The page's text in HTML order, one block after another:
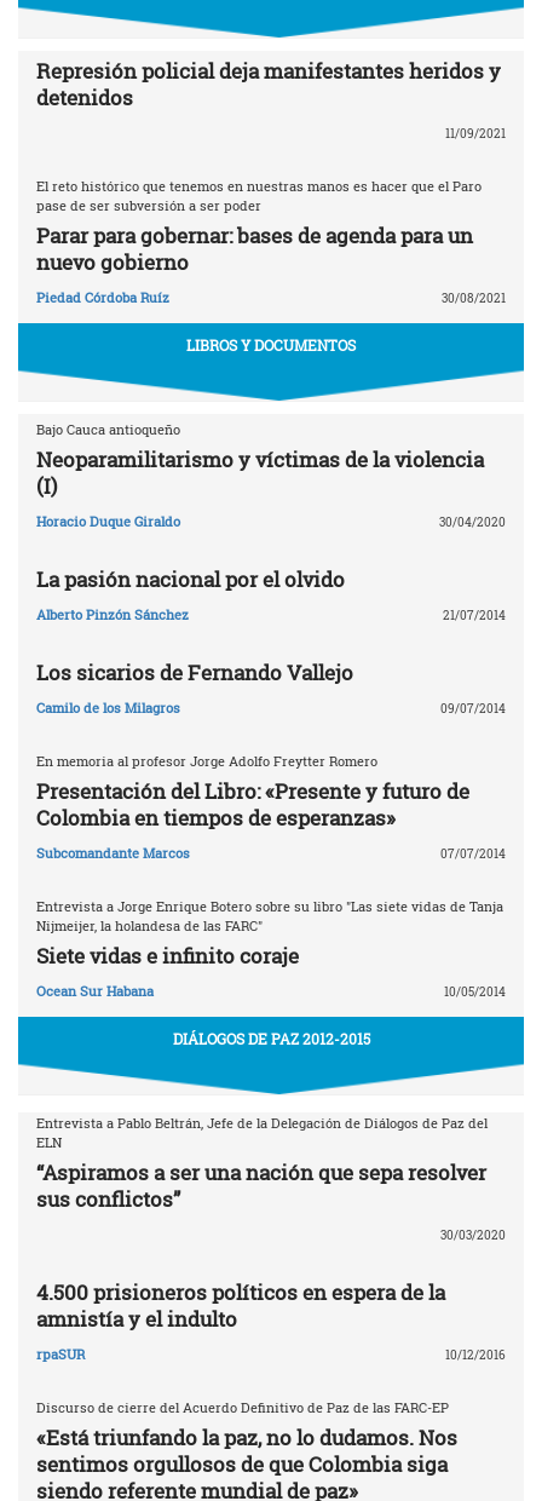
Represión policial deja manifestantes heridos y
detenidos
11/09/2021
El reto histórico que tenemos en nuestras manos es hacer que el Paro
pase de ser subversión a ser poder
Parar para gobernar: bases de agenda para un
nuevo gobierno
Piedad Córdoba Ruíz 30/08/2021
LIBROS Y DOCUMENTOS
Bajo Cauca antioqueño
Neoparamilitarismo y víctimas de la violencia
(I)
Horacio Duque Giraldo 30/04/2020
La pasión nacional por el olvido
Alberto Pinzón Sánchez 21/07/2014
Los sicarios de Fernando Vallejo
Camilo de los Milagros 09/07/2014
En memoria al profesor Jorge Adolfo Freytter Romero
Presentación del Libro: «Presente y futuro de
Colombia en tiempos de esperanzas»
Subcomandante Marcos 07/07/2014
Entrevista a Jorge Enrique Botero sobre su libro "Las siete vidas de Tanja
Nijmeijer, la holandesa de las FARC"
Siete vidas e infinito coraje
Ocean Sur Habana 10/05/2014
DIÁLOGOS DE PAZ 2012-2015
Entrevista a Pablo Beltrán, Jefe de la Delegación de Diálogos de Paz del
ELN
“Aspiramos a ser una nación que sepa resolver
sus conflictos”
30/03/2020
4.500 prisioneros políticos en espera de la
amnistía y el indulto
rpaSUR 10/12/2016
Discurso de cierre del Acuerdo Definitivo de Paz de las FARC-EP
«Está triunfando la paz, no lo dudamos. Nos
sentimos orgullosos de que Colombia siga
siendo referente mundial de paz»